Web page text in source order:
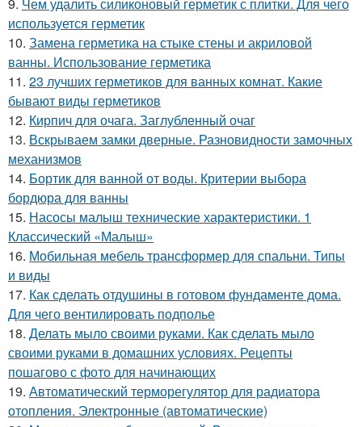
используется герметик
10. Замена герметика на стыке стены и акриловой
ванны. Использование герметика
11. 23 лучших герметиков для ванных комнат. Какие
бывают виды герметиков
12. Кирпич для очага. Заглубленный очаг
13. Вскрываем замки дверные. Разновидности замочных
механизмов
14. Бортик для ванной от воды. Критерии выбора
бордюра для ванны
15. Насосы малыш технические характеристики. 1
Классический «Малыш»
16. Мобильная мебель трансформер для спальни. Типы
и виды
17. Как сделать отдушины в готовом фундаменте дома.
Для чего вентилировать подполье
18. Делать мыло своими руками. Как сделать мыло
своими руками в домашних условиях. Рецепты
пошагово с фото для начинающих
19. Автоматический терморегулятор для радиатора
отопления. Электронные (автоматические)